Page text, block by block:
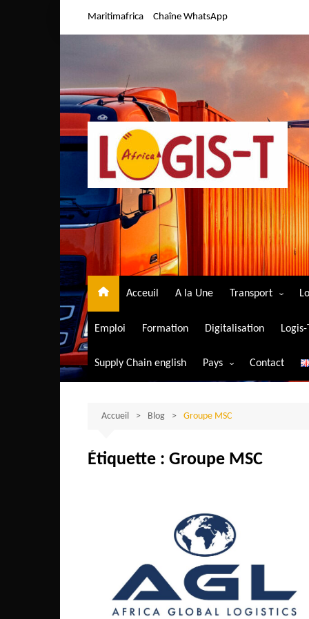
Maritimafrica Chaîne WhatsApp
Acceuil A la Une Transport
Transport aérien
Transport
Emploi Formation Digitalisation
Supply Chain english Pays
Algérie
Bénin
Bostwana
Cameroun
Centrafrique
Comores
Contact
Accueil Blog Groupe MSC
Étiquette : Groupe MSC